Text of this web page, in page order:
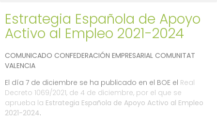
Estrategia Española de Apoyo
Activo al Empleo 2021-2024
COMUNICADO CONFEDERACIÓN EMPRESARIAL COMUNITAT
VALENCIA
El día 7 de diciembre se ha publicado en el BOE el Real
Decreto 1069/2021, de 4 de diciembre, por el que se
aprueba la Estrategia Española de Apoyo Activo al Empleo
2021-2024.